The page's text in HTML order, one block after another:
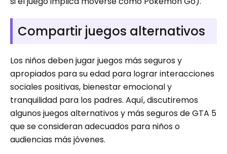
Compartir juegos alternativos
Los niños deben jugar juegos más seguros y
apropiados para su edad para lograr interacciones
sociales positivas, bienestar emocional y
tranquilidad para los padres. Aquí, discutiremos
algunos juegos alternativos y más seguros de GTA 5
que se consideran adecuados para niños o
audiencias más jóvenes.